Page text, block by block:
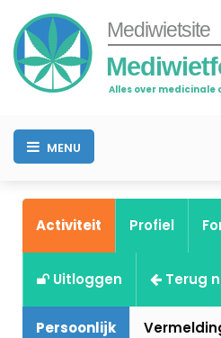
Mediwietsite
Alles over medicinale
MENU
Activiteit Profiel
Uitloggen Terug
Persoonlijk